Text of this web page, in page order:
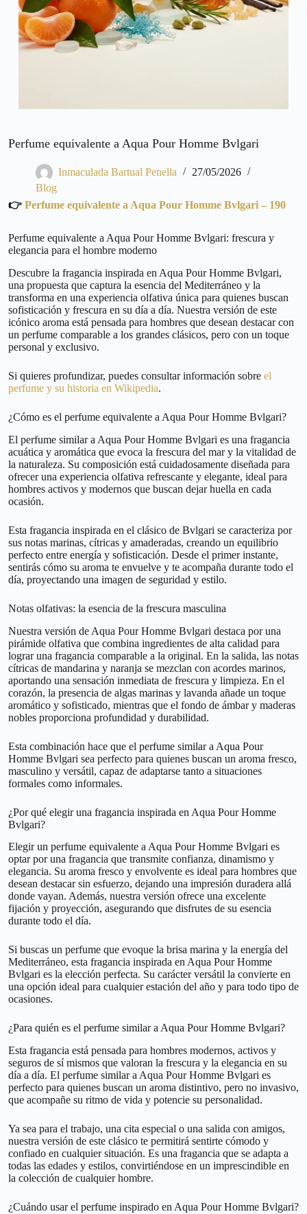
Perfume equivalente a Aqua Pour Homme Bvlgari
Inmaculada Bartual Penella
27/05/2026
Blog
👉 Perfume equivalente a Aqua Pour Homme Bvlgari – 190
Perfume equivalente a Aqua Pour Homme Bvlgari: frescura y
elegancia para el hombre moderno
Descubre la fragancia inspirada en Aqua Pour Homme Bvlgari,
una propuesta que captura la esencia del Mediterráneo y la
transforma en una experiencia olfativa única para quienes buscan
sofisticación y frescura en su día a día. Nuestra versión de este
icónico aroma está pensada para hombres que desean destacar con
un perfume comparable a los grandes clásicos, pero con un toque
personal y exclusivo.
Si quieres profundizar, puedes consultar información sobre el
perfume y su historia en Wikipedia.
¿Cómo es el perfume equivalente a Aqua Pour Homme Bvlgari?
El perfume similar a Aqua Pour Homme Bvlgari es una fragancia
acuática y aromática que evoca la frescura del mar y la vitalidad de
la naturaleza. Su composición está cuidadosamente diseñada para
ofrecer una experiencia olfativa refrescante y elegante, ideal para
hombres activos y modernos que buscan dejar huella en cada
ocasión.
Esta fragancia inspirada en el clásico de Bvlgari se caracteriza por
sus notas marinas, cítricas y amaderadas, creando un equilibrio
perfecto entre energía y sofisticación. Desde el primer instante,
sentirás cómo su aroma te envuelve y te acompaña durante todo el
día, proyectando una imagen de seguridad y estilo.
Notas olfativas: la esencia de la frescura masculina
Nuestra versión de Aqua Pour Homme Bvlgari destaca por una
pirámide olfativa que combina ingredientes de alta calidad para
lograr una fragancia comparable a la original. En la salida, las notas
cítricas de mandarina y naranja se mezclan con acordes marinos,
aportando una sensación inmediata de frescura y limpieza. En el
corazón, la presencia de algas marinas y lavanda añade un toque
aromático y sofisticado, mientras que el fondo de ámbar y maderas
nobles proporciona profundidad y durabilidad.
Esta combinación hace que el perfume similar a Aqua Pour
Homme Bvlgari sea perfecto para quienes buscan un aroma fresco,
masculino y versátil, capaz de adaptarse tanto a situaciones
formales como informales.
¿Por qué elegir una fragancia inspirada en Aqua Pour Homme
Bvlgari?
Elegir un perfume equivalente a Aqua Pour Homme Bvlgari es
optar por una fragancia que transmite confianza, dinamismo y
elegancia. Su aroma fresco y envolvente es ideal para hombres que
desean destacar sin esfuerzo, dejando una impresión duradera allá
donde vayan. Además, nuestra versión ofrece una excelente
fijación y proyección, asegurando que disfrutes de su esencia
durante todo el día.
Si buscas un perfume que evoque la brisa marina y la energía del
Mediterráneo, esta fragancia inspirada en Aqua Pour Homme
Bvlgari es la elección perfecta. Su carácter versátil la convierte en
una opción ideal para cualquier estación del año y para todo tipo de
ocasiones.
¿Para quién es el perfume similar a Aqua Pour Homme Bvlgari?
Esta fragancia está pensada para hombres modernos, activos y
seguros de sí mismos que valoran la frescura y la elegancia en su
día a día. El perfume similar a Aqua Pour Homme Bvlgari es
perfecto para quienes buscan un aroma distintivo, pero no invasivo,
que acompañe su ritmo de vida y potencie su personalidad.
Ya sea para el trabajo, una cita especial o una salida con amigos,
nuestra versión de este clásico te permitirá sentirte cómodo y
confiado en cualquier situación. Es una fragancia que se adapta a
todas las edades y estilos, convirtiéndose en un imprescindible en
la colección de cualquier hombre.
¿Cuándo usar el perfume inspirado en Aqua Pour Homme Bvlgari?